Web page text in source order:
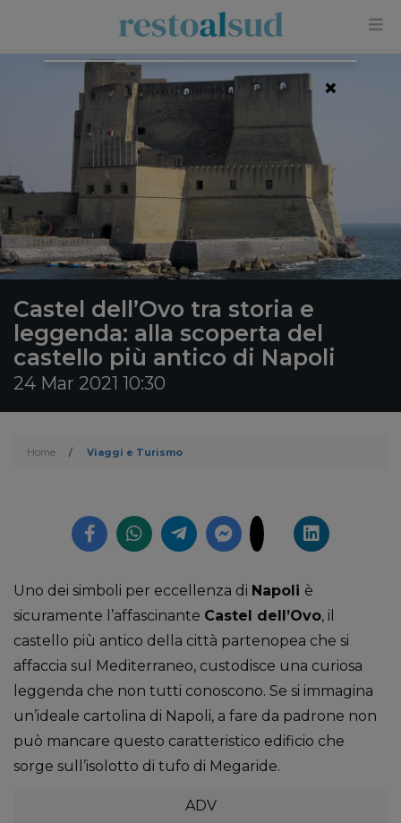
Castel dell’Ovo tra storia e
leggenda: alla scoperta del
castello più antico di Napoli
24 Mar 2021 10:30
Home / Viaggi e Turismo
Uno dei simboli per eccellenza di Napoli è
sicuramente l’affascinante Castel dell’Ovo, il
castello più antico della città partenopea che si
affaccia sul Mediterraneo, custodisce una curiosa
leggenda che non tutti conoscono. Se si immagina
un’ideale cartolina di Napoli, a fare da padrone non
può mancare questo caratteristico edificio che
sorge sull’isolotto di tufo di Megaride.
×